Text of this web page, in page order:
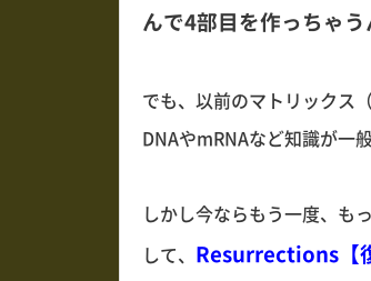
んで4部目を作っちゃ
でも、以前のマトリックス
DNAやmRNAなど知識が一
しかし今ならもう一度、も
して、 Resurrections【